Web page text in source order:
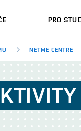
PRO
NETME CENTRE